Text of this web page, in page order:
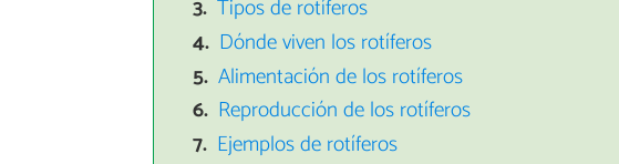
Tipos de rotíferos
Dónde viven los rotíferos
Alimentación de los rotíferos
Reproducción de los rotíferos
Ejemplos de rotíferos